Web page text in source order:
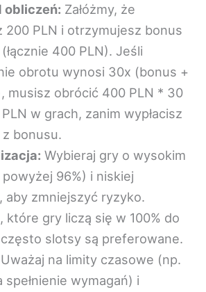
obliczeń: Załóżmy, że
200 PLN i otrzymujesz bonus
400 PLN). Jeśli
obrotu wynosi 30x (bonus +
musisz obrócić 400 PLN * 30
w grach, zanim wypłacisz
bonusu.
Wybieraj gry o wysokim
powyżej 96%) i niskiej
aby zmniejszyć ryzyko.
które gry liczą się w 100% do
slotsy są preferowane.
Uważaj na limity czasowe (np.
spełnienie wymagań) i